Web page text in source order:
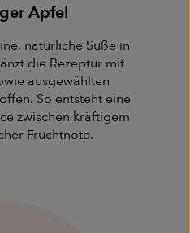
Apfel
natürliche Süße in
die Rezeptur mit
ausgewählten
So entsteht eine
zwischen kräftigem
Fruchtnote.